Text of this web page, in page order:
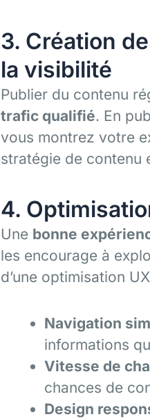
3. Création
la visibilité
Publier du contenu
trafic qualifié. En
vous montrez votre
stratégie de contenu
4.
Une bonne
les encourage à
d’une optimisation
Navigation
informations
Vitesse de
chances de
Design